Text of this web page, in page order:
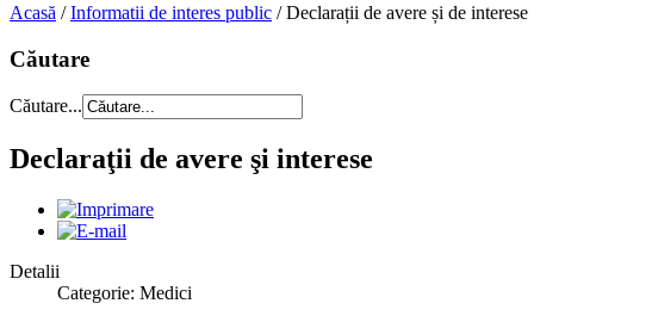
Acasă /Informatii de interes public /Declarații de avere și de interese
Căutare
Căutare...
Declaraţii de avere şi interese
Detalii
Categorie: Medici